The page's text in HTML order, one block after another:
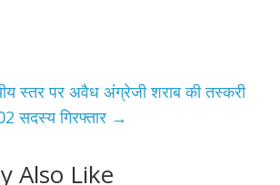
स्तर पर अवैध अंग्रेजी शराब की तस्करी
सदस्य गिरफ्तार →
Also Like